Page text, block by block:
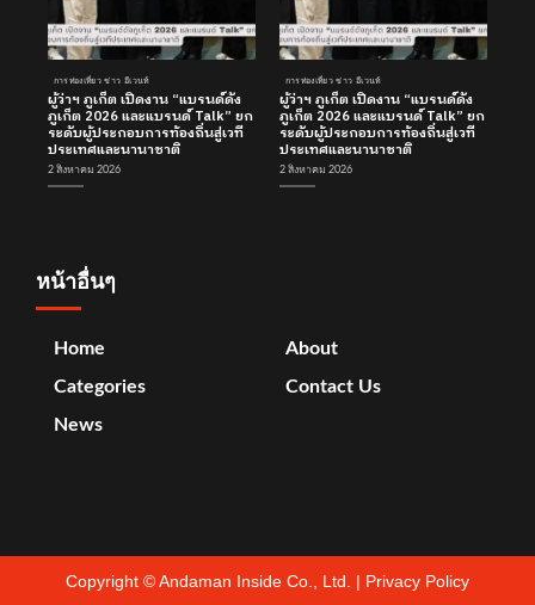
การท่องเที่ยว ข่าว อีเวนท์
ผู้ว่าฯ ภูเก็ต เปิดงาน “แบรนด์ดัง
ภูเก็ต 2026 และแบรนด์ Talk” ยก
ระดับผู้ประกอบการท้องถิ่นสู่เวที
ประเทศและนานาชาติ
2 สิงหาคม 2026
การท่องเที่ยว ข่าว อีเวนท์
ผู้ว่าฯ ภูเก็ต เปิดงาน “แบรนด์ดัง
ภูเก็ต 2026 และแบรนด์ Talk” ยก
ระดับผู้ประกอบการท้องถิ่นสู่เวที
ประเทศและนานาชาติ
2 สิงหาคม 2026
หน้าอื่นๆ
Home
Categories
News
About
Contact Us
Copyright ©Andaman Inside Co., Ltd. | Privacy Policy